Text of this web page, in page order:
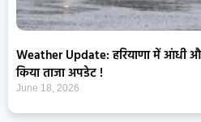
Weather Update: हरियाणा में आंधी
किया ताजा अपडेट !
June 18, 2026